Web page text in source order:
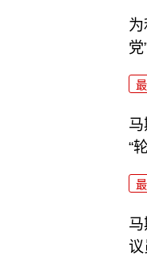
党
马
“
马
议